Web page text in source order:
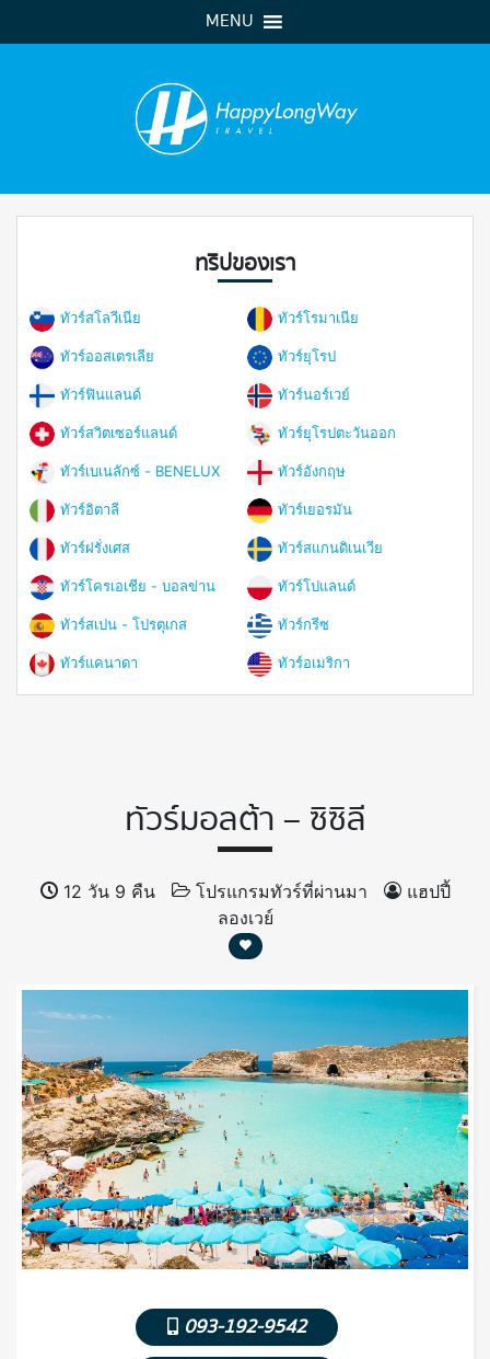
MENU
ทริปของเรา
ทัวร์สโลวีเนีย ทัวร์โรมาเนีย
ทัวร์ออสเตรเลีย ทัวร์ยุโรป
ทัวร์ฟินแลนด์ ทัวร์นอร์เวย์
ทัวร์สวิตเซอร์แลนด์ ทัวร์ยุโรปตะวันออก
ทัวร์เบเนลักซ์ - BENELUX ทัวร์อังกฤษ
ทัวร์อิตาลี ทัวร์เยอรมัน
ทัวร์ฝรั่งเศส ทัวร์สแกนดิเนเวีย
ทัวร์โครเอเชีย - บอลข่าน ทัวร์โปแลนด์
ทัวร์สเปน - โปรตุเกส ทัวร์กรีซ
ทัวร์แคนาดา ทัวร์อเมริกา
ทัวร์มอลต้า – ซิซิลี
12 วัน 9 คืน โปรแกรมทัวร์ที่ผ่านมา
แฮปปี้
ลองเวย์
093-192-9542